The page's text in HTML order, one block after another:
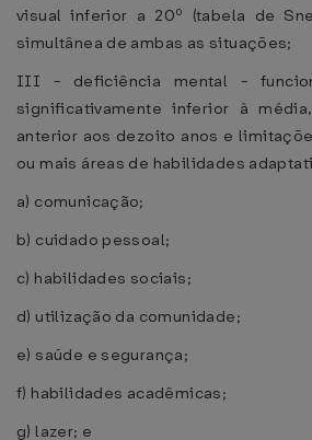
visual inferior a 20º (tabela de
simultânea de ambas as situações;
III - deficiência mental -
significativamente inferior à
anterior aos dezoito anos e
ou mais áreas de habilidades
a) comunicação;
b) cuidado pessoal;
c) habilidades sociais;
d) utilização da comunidade;
e) saúde e segurança;
f) habilidades acadêmicas;
g) lazer; e